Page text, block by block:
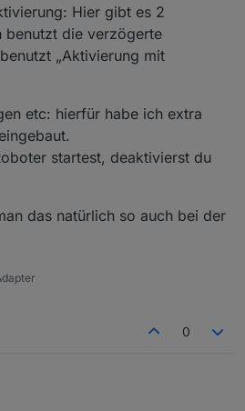
bei Abwesenheit gerne den
fahren, welcher dann vermutlich
auslöst.
in meinen Augen, wenn der Adapter
der Alarmanlage
stehen, wie sie wollen
gewissen Zeit (konfigurierbar)
ausgewertet. Zudem müsste es
geben. Ist das eine Funktion, die
oder habe ich vielleicht etwas zu
etwas derartiges umzusetzen?
Hier gibt es 2
benutzt die verzögerte
„Aktivierung mit
etc: hierfür habe ich extra
eingebaut.
startest, deaktivierst du
das natürlich so auch bei der
0